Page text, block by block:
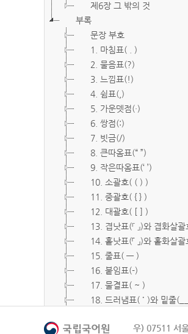
제6장 그 밖의 것
부록
문장 부호
1. 마침표( . )
2. 물음표(?)
3. 느낌표(!)
4. 쉼표(,)
5. 가운뎃점(·)
6. 쌍점(:)
7. 빗금(/)
8. 큰따옴표(“ ”)
9. 작은따옴표(‘ ’)
10. 소괄호( ( ) )
11. 중괄호( { } )
12. 대괄호( [ ] )
13. 겹낫표(『 』)와 겹화살
14. 홑낫표(「 」)와 홑화살괄
15. 줄표( ― )
16. 붙임표(-)
17. 물결표( ~ )
18. 드러냄표( ˙ )와 밑줄
20. 빠짐표( □ )우) 07511 서